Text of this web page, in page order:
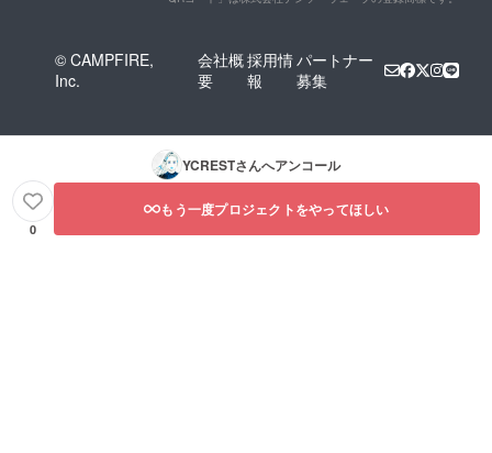
© CAMPFIRE,
Inc.
会社概
要
採用情
報
パートナー
募集
YCRESTさんへアンコール
0
もう一度プロジェクトをやってほしい